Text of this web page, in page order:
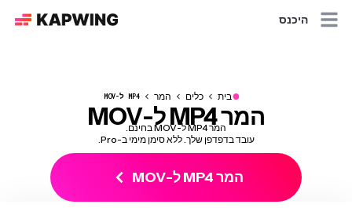
היכנס
●בית כלים המר MP4 ל-MOV
המר MP4 ל-MOVהמר MP4 ל-MOV בחינם.
עובד בדפדפן שלך. ללא סימן מימי ב-Pro.
המר MP4 ל-MOV